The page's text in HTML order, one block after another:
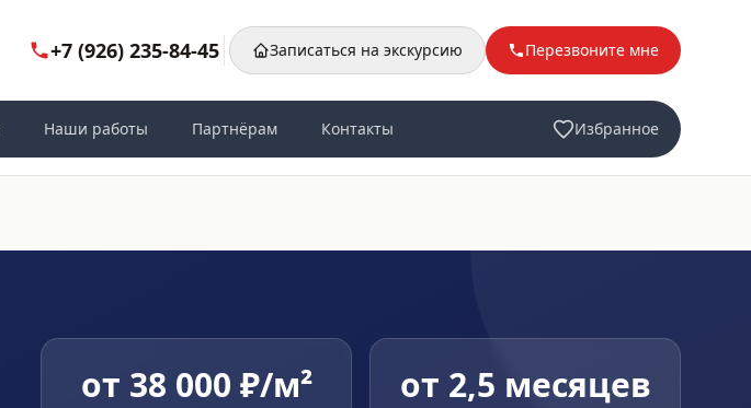
+7 (926) 235-84-45 Записаться на экскурсию Перезвоните мне
Наши работы Партнёрам Контакты Избранное
от 38 000 ₽/м² от 2,5 месяцев